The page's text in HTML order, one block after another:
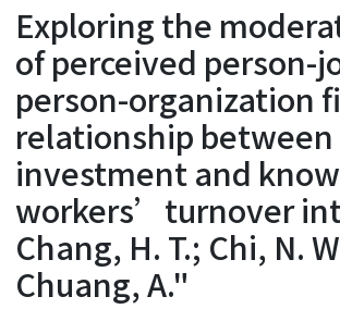
Statistics
Exploring the
of perceived person-
person-organization
relationship
investment and
workers’turnover
Chang, H. T.; Chi, N.
Chuang, A."